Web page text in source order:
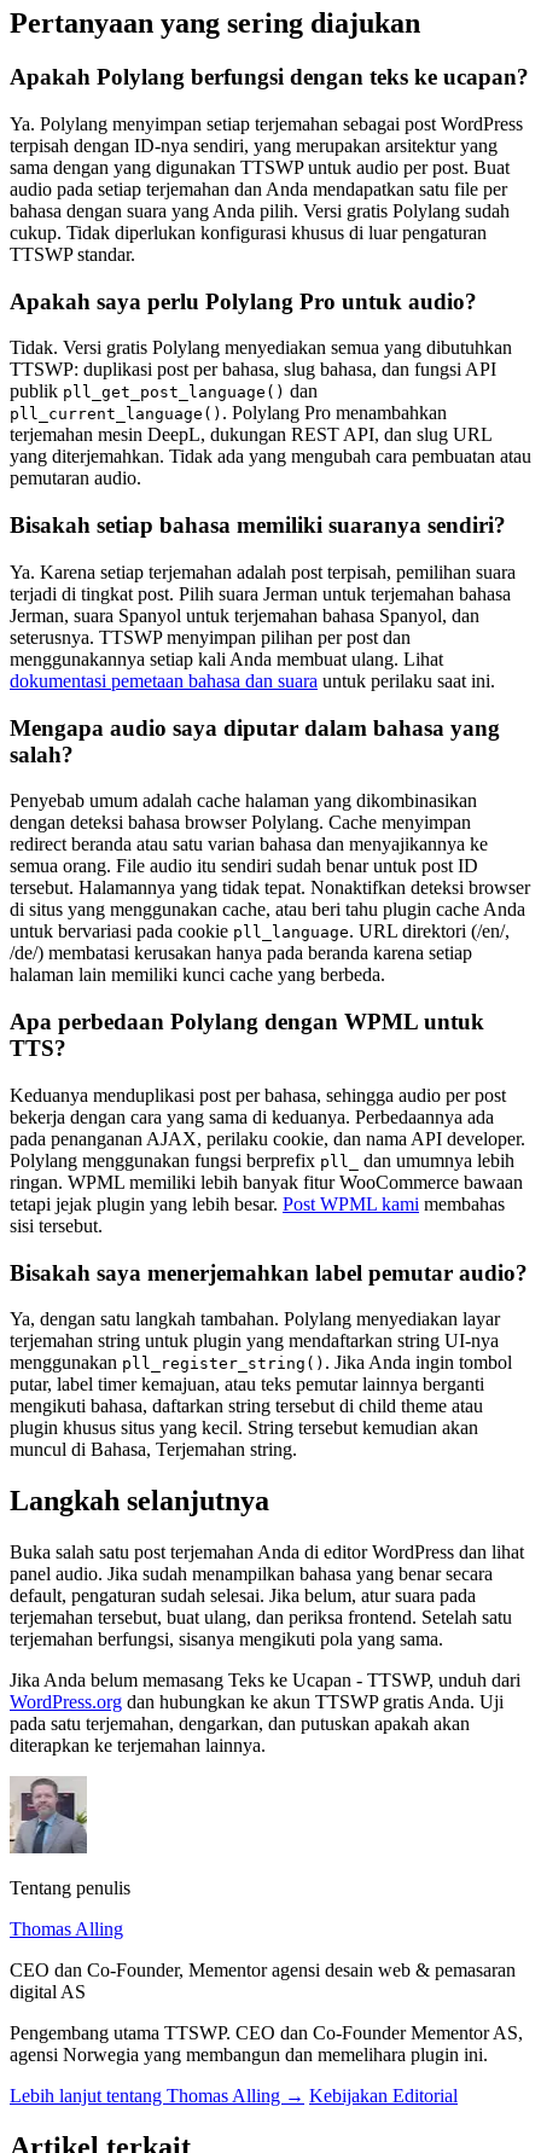
Pertanyaan yang sering diajukan
Apakah Polylang berfungsi dengan teks ke ucapan?
Ya. Polylang menyimpan setiap terjemahan sebagai post WordPress
terpisah dengan ID-nya sendiri, yang merupakan arsitektur yang
sama dengan yang digunakan TTSWP untuk audio per post. Buat
audio pada setiap terjemahan dan Anda mendapatkan satu file per
bahasa dengan suara yang Anda pilih. Versi gratis Polylang sudah
cukup. Tidak diperlukan konfigurasi khusus di luar pengaturan
TTSWP standar.
Apakah saya perlu Polylang Pro untuk audio?
Tidak. Versi gratis Polylang menyediakan semua yang dibutuhkan
TTSWP: duplikasi post per bahasa, slug bahasa, dan fungsi API
publik pll_get_post_language() dan
pll_current_language() . Polylang Pro menambahkan
terjemahan mesin DeepL, dukungan REST API, dan slug URL
yang diterjemahkan. Tidak ada yang mengubah cara pembuatan atau
pemutaran audio.
Bisakah setiap bahasa memiliki suaranya sendiri?
Ya. Karena setiap terjemahan adalah post terpisah, pemilihan suara
terjadi di tingkat post. Pilih suara Jerman untuk terjemahan bahasa
Jerman, suara Spanyol untuk terjemahan bahasa Spanyol, dan
seterusnya. TTSWP menyimpan pilihan per post dan
menggunakannya setiap kali Anda membuat ulang. Lihat
dokumentasi pemetaan bahasa dan suara untuk perilaku saat ini.
Mengapa audio saya diputar dalam bahasa yang
salah?
Penyebab umum adalah cache halaman yang dikombinasikan
dengan deteksi bahasa browser Polylang. Cache menyimpan
redirect beranda atau satu varian bahasa dan menyajikannya ke
semua orang. File audio itu sendiri sudah benar untuk post ID
tersebut. Halamannya yang tidak tepat. Nonaktifkan deteksi browser
di situs yang menggunakan cache, atau beri tahu plugin cache Anda
untuk bervariasi pada cookie pll_language. URL direktori (/en/,
/de/) membatasi kerusakan hanya pada beranda karena setiap
halaman lain memiliki kunci cache yang berbeda.
Apa perbedaan Polylang dengan WPML untuk
TTS?
Keduanya menduplikasi post per bahasa, sehingga audio per post
bekerja dengan cara yang sama di keduanya. Perbedaannya ada
pada penanganan AJAX, perilaku cookie, dan nama API developer.
Polylang menggunakan fungsi berprefix pll_
dan umumnya lebih
ringan. WPML memiliki lebih banyak fitur WooCommerce bawaan
tetapi jejak plugin yang lebih besar. Post WPML kami membahas
sisi tersebut.
Bisakah saya menerjemahkan label pemutar audio?
Ya, dengan satu langkah tambahan. Polylang menyediakan layar
terjemahan string untuk plugin yang mendaftarkan string UI-nya
menggunakan pll_register_string() . Jika Anda ingin tombol
putar, label timer kemajuan, atau teks pemutar lainnya berganti
mengikuti bahasa, daftarkan string tersebut di child theme atau
plugin khusus situs yang kecil. String tersebut kemudian akan
muncul di Bahasa, Terjemahan string.
Langkah selanjutnya
Buka salah satu post terjemahan Anda di editor WordPress dan lihat
panel audio. Jika sudah menampilkan bahasa yang benar secara
default, pengaturan sudah selesai. Jika belum, atur suara pada
terjemahan tersebut, buat ulang, dan periksa frontend. Setelah satu
terjemahan berfungsi, sisanya mengikuti pola yang sama.
Jika Anda belum memasang Teks ke Ucapan - TTSWP, unduh dari
WordPress.org dan hubungkan ke akun TTSWP gratis Anda. Uji
pada satu terjemahan, dengarkan, dan putuskan apakah akan
diterapkan ke terjemahan lainnya.
Tentang penulis
Thomas Alling
CEO dan Co-Founder, Mementor agensi desain web & pemasaran
digital AS
Pengembang utama TTSWP. CEO dan Co-Founder Mementor AS,
agensi Norwegia yang membangun dan memelihara plugin ini.
Lebih lanjut tentang Thomas Alling → Kebijakan Editorial